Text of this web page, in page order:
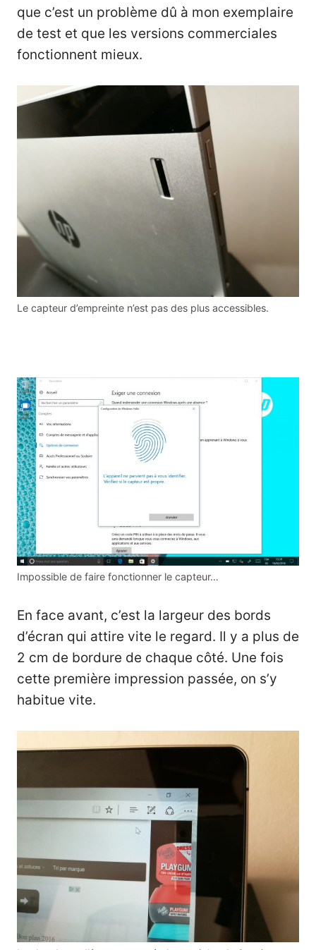
que c’est un problème dû à mon exemplaire
de test et que les versions commerciales
fonctionnent mieux.
Le capteur d’empreinte n’est pas des plus accessibles.
Impossible de faire fonctionner le capteur…
En face avant, c’est la largeur des bords
d’écran qui attire vite le regard. Il y a plus de
2 cm de bordure de chaque côté. Une fois
cette première impression passée, on s’y
habitue vite.